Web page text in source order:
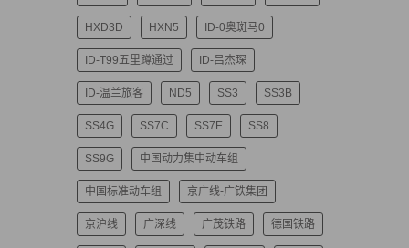
HXD3D HXN5 ID-0奥斑马0
ID-T99五里蹲通过 ID-吕杰琛
ID-温兰旅客 ND5 SS3 SS3B
SS4G SS7C SS7E SS8
SS9G 中国动力集中动车组
中国标准动车组 京广线-广铁集团
京沪线 广深线 广茂铁路 德国铁路